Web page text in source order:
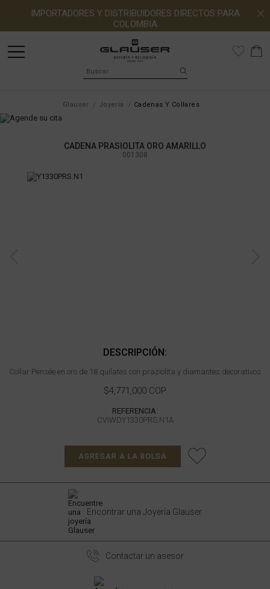
IMPORTADORES Y DISTRIBUIDORES DIRECTOS PARA
COLOMBIA
Glauser Joyería Cadenas Y Collares
CADENA PRASIOLITA ORO AMARILLO
001308
DESCRIPCIÓN:
Collar Pensée en oro de 18 quilates con praziolita y diamantes decorativos
$4,771,000 COP
REFERENCIA:
CVIWDY1330PRS.N1A
AGREGAR A LA BOLSA
Encontrar una Joyería Glauser
Contactar un asesor